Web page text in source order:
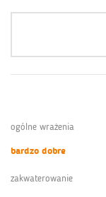
ogólne wrażenia
bardzo dobre
zakwaterowanie